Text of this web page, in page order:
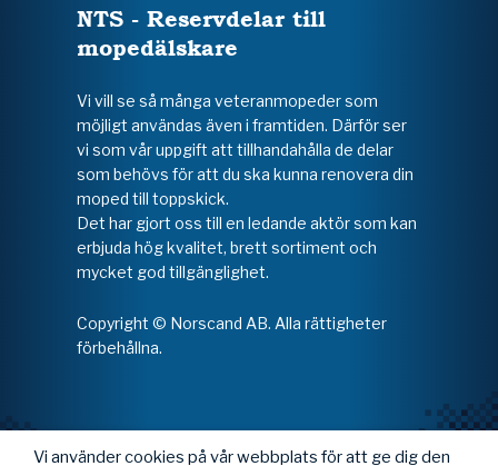
NTS - Reservdelar till
mopedälskare
Vi vill se så många veteranmopeder som
möjligt användas även i framtiden. Därför ser
vi som vår uppgift att tillhandahålla de delar
som behövs för att du ska kunna renovera din
moped till toppskick.
Det har gjort oss till en ledande aktör som kan
erbjuda hög kvalitet, brett sortiment och
mycket god tillgänglighet.
Copyright © Norscand AB. Alla rättigheter
förbehållna.
Vi använder cookies på vår webbplats för att ge dig den